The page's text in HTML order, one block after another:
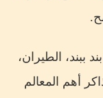
ببند، الطيران،
أهم المعالم